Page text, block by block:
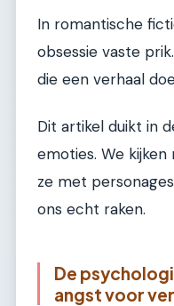
In romantische
obsessie vaste
die een verhaal
Dit artikel duikt in
emoties. We
ze met
ons echt raken.
De
angst voor